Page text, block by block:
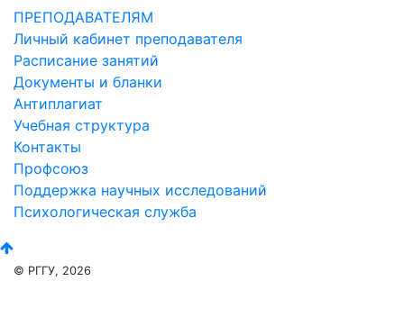
ПРЕПОДАВАТЕЛЯМ
Личный кабинет преподавателя
Расписание занятий
Документы и бланки
Антиплагиат
Учебная структура
Контакты
Профсоюз
Поддержка научных исследований
Психологическая служба
© РГГУ, 2026